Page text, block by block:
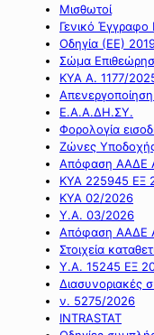
Μισθωτοί
Γενικό
Οδηγία (ΕΕ)
Σώμα
ΚΥΑ Α. 1177/
Ε.Α.Α.ΔΗ.ΣΥ.
Φορολογία
Ζώνες
Απόφαση ΑΑΔΕ
ΚΥΑ 225945 ΕΞ
ΚΥΑ 02/2026
Υ.Α. 03/2026
Απόφαση ΑΑΔΕ
Στοιχεία
Υ.Α. 15245 ΕΞ
Διασυνοριακές
ν. 5275/2026
INTRASTAT